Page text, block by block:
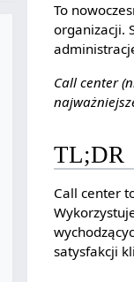
To
organizacji.
Call center
TL;DR
Call center
satysfakcji